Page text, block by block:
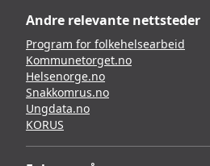
Andre relevante nettsteder
Program for folkehelsearbeid
Kommunetorget.no
Helsenorge.no
Snakkomrus.no
Ungdata.no
KORUS